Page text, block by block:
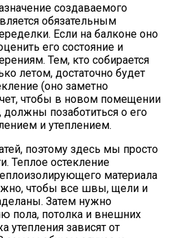
создаваемого
обязательным
Если на балконе оно
его состояние и
Тем, кто собирается
летом, достаточно будет
(оно заметно
чтобы в новом помещении
позаботиться о его
и утеплением.
поэтому здесь мы просто
Теплое остекление
материала
чтобы все швы, щели и
Затем нужно
пола, потолка и внешних
утепления зависят от